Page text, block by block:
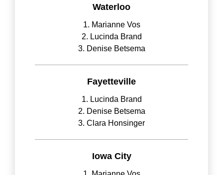
Waterloo
1. Marianne Vos
2. Lucinda Brand
3. Denise Betsema
Fayetteville
1. Lucinda Brand
2. Denise Betsema
3. Clara Honsinger
Iowa City